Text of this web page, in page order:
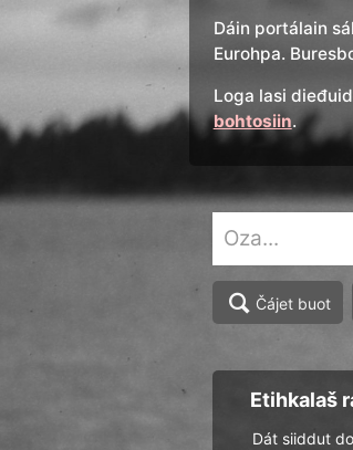
Dáin portálain
Eurohpa.
Loga lasi
bohtosiin.
Čájet buot
Etihkalaš
Dát siiddut